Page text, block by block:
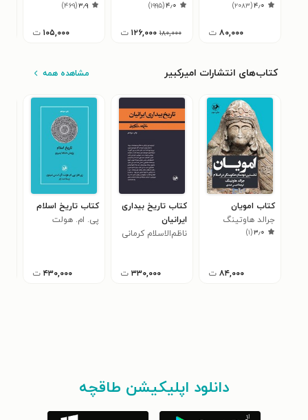
۴٫۰(۲۰۸۳)
۸۰,۰۰۰ ت
۴٫۰(۱۹۹۵)
۱۸۰,۰۰۰ ۱۲۶,۰۰۰ ت
۳٫۹(۴۶۹)
۱۰۵,۰۰۰ ت
کتاب‌های انتشارات امیرکبیر مشاهده همه
کتاب امویان
جرالد هاوتینگ
۳٫۰(۱)
۸۴,۰۰۰ ت
کتاب تاریخ بیداری
ایرانیان
ناظم‌الاسلام کرمانی
۳۳۰,۰۰۰ ت
کتاب تاریخ اسلام
پی. ام. هولت
۴۳۰,۰۰۰ ت
دانلود اپلیکیشن طاقچه